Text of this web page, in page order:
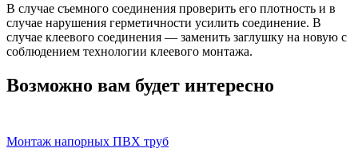
В случае съемного соединения проверить его плотность и в
случае нарушения герметичности усилить соединение. В
случае клеевого соединения — заменить заглушку на новую с
соблюдением технологии клеевого монтажа.
Возможно вам будет интересно
Монтаж напорных ПВХ труб